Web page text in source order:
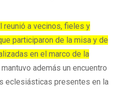
reunió a vecinos, fieles y
participaron de la misa y de
en el marco de la
además un encuentro
eclesiásticas presentes en la